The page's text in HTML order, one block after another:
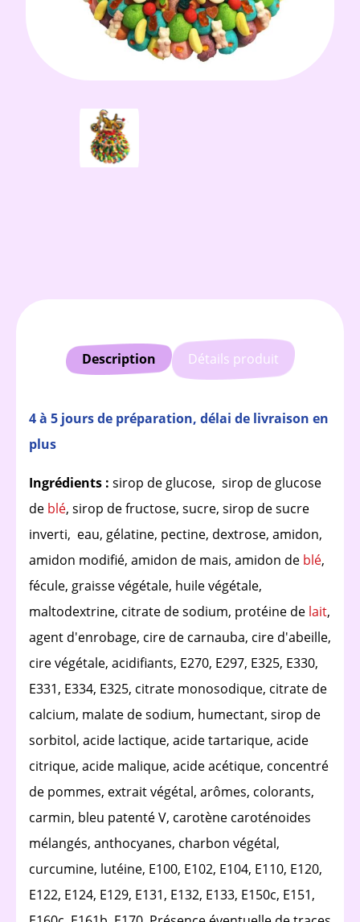
Description Détails produit
4 à 5 jours de préparation, délai de livraison en
plus
Ingrédients : sirop de glucose, sirop de glucose
de blé, sirop de fructose, sucre, sirop de sucre
inverti, eau, gélatine, pectine, dextrose, amidon,
amidon modifié, amidon de mais, amidon de blé,
fécule, graisse végétale, huile végétale,
maltodextrine, citrate de sodium, protéine de lait,
agent d'enrobage, cire de carnauba, cire d'abeille,
cire végétale, acidifiants, E270, E297, E325, E330,
E331, E334, E325, citrate monosodique, citrate de
calcium, malate de sodium, humectant, sirop de
sorbitol, acide lactique, acide tartarique, acide
citrique, acide malique, acide acétique, concentré
de pommes, extrait végétal, arômes, colorants,
carmin, bleu patenté V, carotène caroténoides
mélangés, anthocyanes, charbon végétal,
curcumine, lutéine, E100, E102, E104, E110, E120,
E122, E124, E129, E131, E132, E133, E150c, E151,